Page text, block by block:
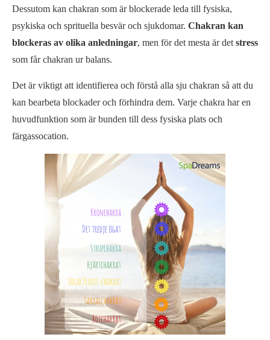
Dessutom kan chakran som är blockerade leda till fysiska,
psykiska och sprituella besvär och sjukdomar. Chakran kan
blockeras av olika anledningar, men för det mesta är det stress
som får chakran ur balans.
Det är viktigt att identifierea och förstå alla sju chakran så att du
kan bearbeta blockader och förhindra dem. Varje chakra har en
huvudfunktion som är bunden till dess fysiska plats och
färgassocation.